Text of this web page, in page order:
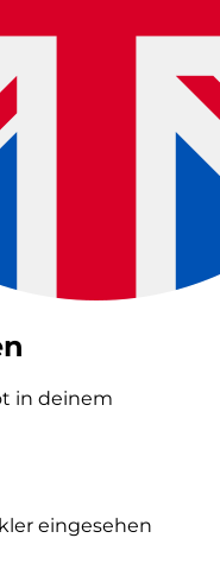
in deinem
eingesehen